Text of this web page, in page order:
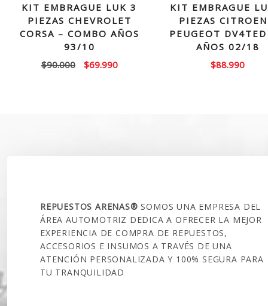
KIT EMBRAGUE LUK 3
PIEZAS CHEVROLET
CORSA – COMBO AÑOS
93/10
$90.000
El
$69.990El
KIT EMBRAGUE
PIEZAS
PEUGEOT
AÑOS 02/18
$88.990
REPUESTOS ARENAS®SOMOS UNA EMPRESA DEL
ÁREA AUTOMOTRIZ DEDICA A OFRECER LA MEJOR
EXPERIENCIA DE COMPRA DE REPUESTOS,
ACCESORIOS E INSUMOS A TRAVÉS DE UNA
ATENCIÓN PERSONALIZADA Y 100% SEGURA PARA
TU TRANQUILIDAD